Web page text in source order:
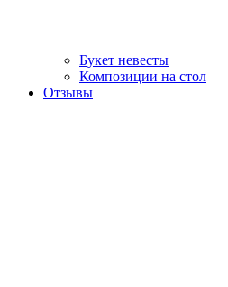
Букет невесты
Композиции на стол
Отзывы